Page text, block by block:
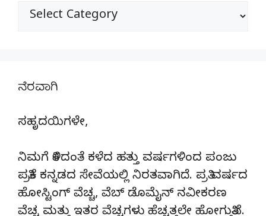
ವಿಭಾಗಗಳು
ನೆರವಾಗಿ
ಸಹೃದಯಿಗಳೇ,
ನಿಮಗೆ ತಿಳಿದಂತೆ ಕಳೆದ ಹತ್ತು ವರ್ಷಗಳಿಂದ ಪಂಜು
ಪತ್ರಿಕೆ ಕನ್ನಡದ ಸೇವೆಯಲ್ಲಿ ನಿರತವಾಗಿದೆ. ಪ್ರತಿ ವರ್ಷದ
ಹೋಸ್ಟಿಂಗ್‌ ವೆಚ್ಚ, ವೆಬ್‌ ಡೊಮೈನ್‌ ನವೀಕರಣ
ವೆಚ್ಚ ಮತ್ತು ಇತರ ವೆಚ್ಚಗಳು ಹೆಚ್ಚತ್ತಲೇ ಹೋಗುತ್ತಿವೆ.